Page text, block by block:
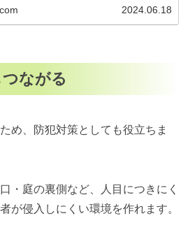
2024.06.18
ながる
め、防犯対策としても役立ちま
・庭の裏側など、人目につきにく
が侵入しにくい環境を作れます。